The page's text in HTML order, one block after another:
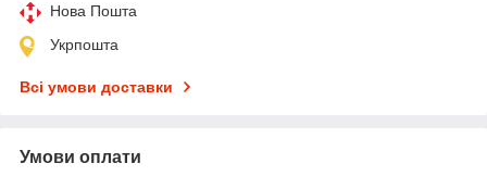
Нова Пошта
Укрпошта
Всі умови доставки
Умови оплати